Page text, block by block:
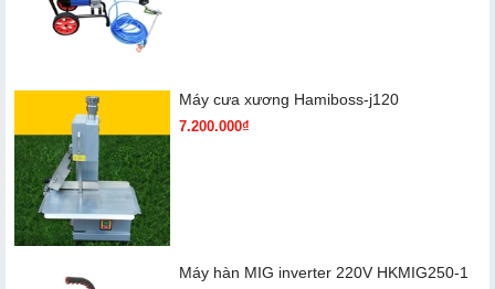
Máy cưa xương Hamiboss-j120
7.200.000₫
Máy hàn MIG inverter 220V HKMIG250-1